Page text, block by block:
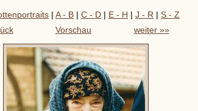
A - B C - D E - H J - R
S - Z
Vorschau weiter »»